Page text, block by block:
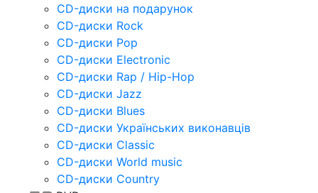
CD-диски на подарунок
CD-диски Rock
CD-диски Pop
CD-диски Electronic
CD-диски Rap / Hip-Hop
CD-диски Jazz
CD-диски Blues
CD-диски Українських виконавців
CD-диски Classic
CD-диски World music
CD-диски Country